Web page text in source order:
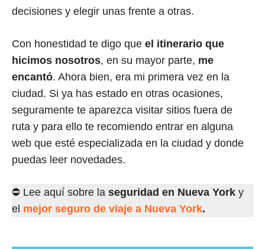
decisiones y elegir unas frente a otras.
Con honestidad te digo que el itinerario que
hicimos nosotros, en su mayor parte, me
encantó. Ahora bien, era mi primera vez en la
ciudad. Si ya has estado en otras ocasiones,
seguramente te aparezca visitar sitios fuera de
ruta y para ello te recomiendo entrar en alguna
web que esté especializada en la ciudad y donde
puedas leer novedades.
⛔ Lee aquí sobre la seguridad en Nueva York y
el mejor seguro de viaje a Nueva York.